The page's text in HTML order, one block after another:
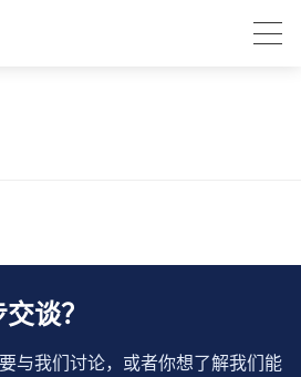
谈？
与我们讨论，或者你想了解我们能